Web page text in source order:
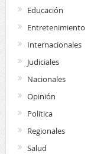
Educación
Entretenimiento
Internacionales
Judiciales
Nacionales
Opinión
Politica
Regionales
Salud